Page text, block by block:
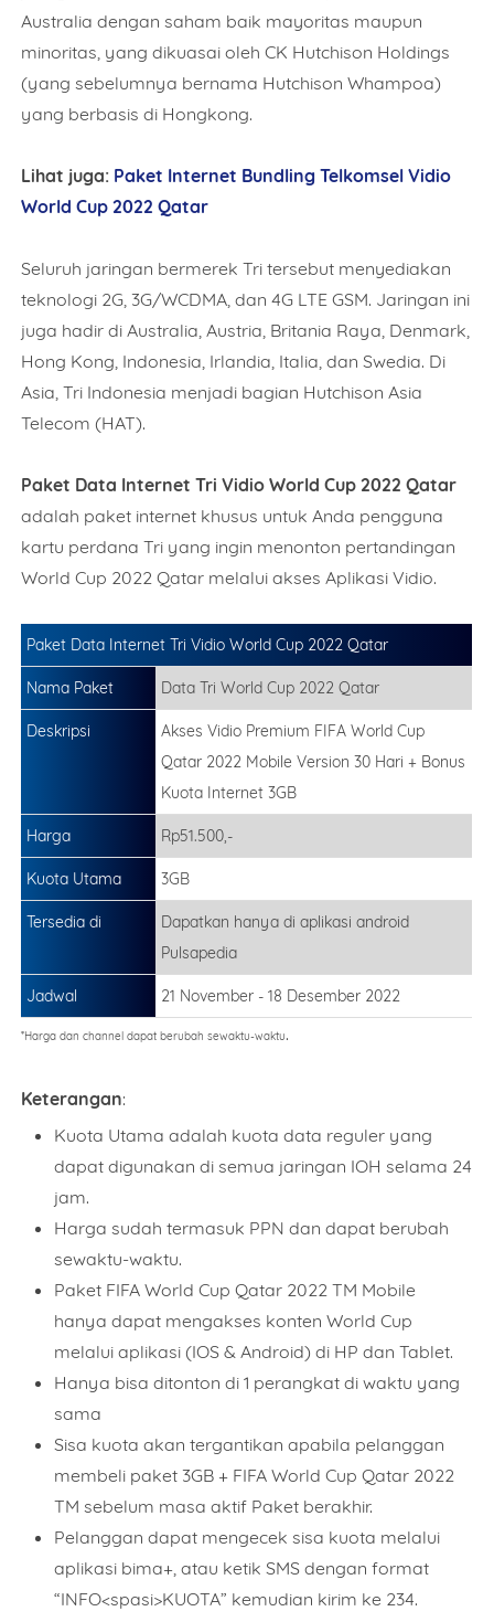
Australia dengan saham baik mayoritas maupun
minoritas, yang dikuasai oleh CK Hutchison Holdings
(yang sebelumnya bernama Hutchison Whampoa)
yang berbasis di Hongkong.
Lihat juga: Paket Internet Bundling Telkomsel Vidio
World Cup 2022 Qatar
Seluruh jaringan bermerek Tri tersebut menyediakan
teknologi 2G, 3G/WCDMA, dan 4G LTE GSM. Jaringan ini
juga hadir di Australia, Austria, Britania Raya, Denmark,
Hong Kong, Indonesia, Irlandia, Italia, dan Swedia. Di
Asia, Tri Indonesia menjadi bagian Hutchison Asia
Telecom (HAT).
Paket Data Internet Tri Vidio World Cup 2022 Qatar
adalah paket internet khusus untuk Anda pengguna
kartu perdana Tri yang ingin menonton pertandingan
World Cup 2022 Qatar melalui akses Aplikasi Vidio.
Paket Data Internet Tri Vidio World Cup 2022 Qatar
Nama Paket Data Tri World Cup 2022 Qatar
Deskripsi
Akses Vidio Premium FIFA World Cup
Qatar 2022 Mobile Version 30 Hari + Bonus
Kuota Internet 3GB
Harga Rp51.500,-
Kuota Utama 3GB
Tersedia di
Dapatkan hanya di aplikasi android
Pulsapedia
Jadwal 21 November - 18 Desember 2022
*Harga dan channel dapat berubah sewaktu-waktu.
Keterangan:
Kuota Utama adalah kuota data reguler yang
dapat digunakan di semua jaringan IOH selama 24
jam.
Harga sudah termasuk PPN dan dapat berubah
sewaktu-waktu.
Paket FIFA World Cup Qatar 2022 TM Mobile
hanya dapat mengakses konten World Cup
melalui aplikasi (IOS & Android) di HP dan Tablet.
Hanya bisa ditonton di 1 perangkat di waktu yang
sama
Sisa kuota akan tergantikan apabila pelanggan
membeli paket 3GB + FIFA World Cup Qatar 2022
TM sebelum masa aktif Paket berakhir.
Pelanggan dapat mengecek sisa kuota melalui
aplikasi bima+, atau ketik SMS dengan format
“INFO<spasi>KUOTA” kemudian kirim ke 234.